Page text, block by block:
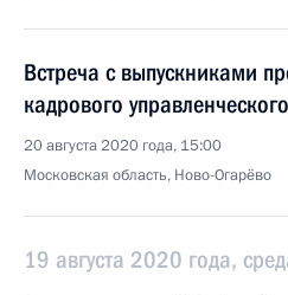
Встреча с выпускниками
кадрового
20 августа 2020 года, 15:00
Московская область, Ново-Огарёво
19 августа 2020 года,